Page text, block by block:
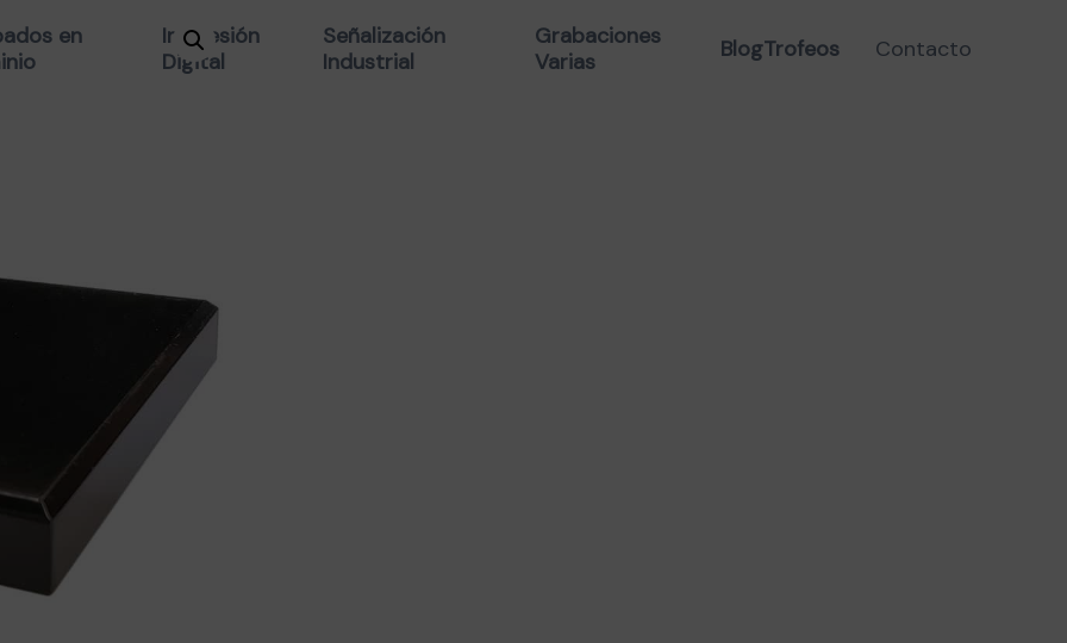
en
Impresión
Digital
Señalización
Industrial
Grabaciones
Varias
BlogTrofeos Contacto
BASE MADERA NEGRO 9X9X2 CM